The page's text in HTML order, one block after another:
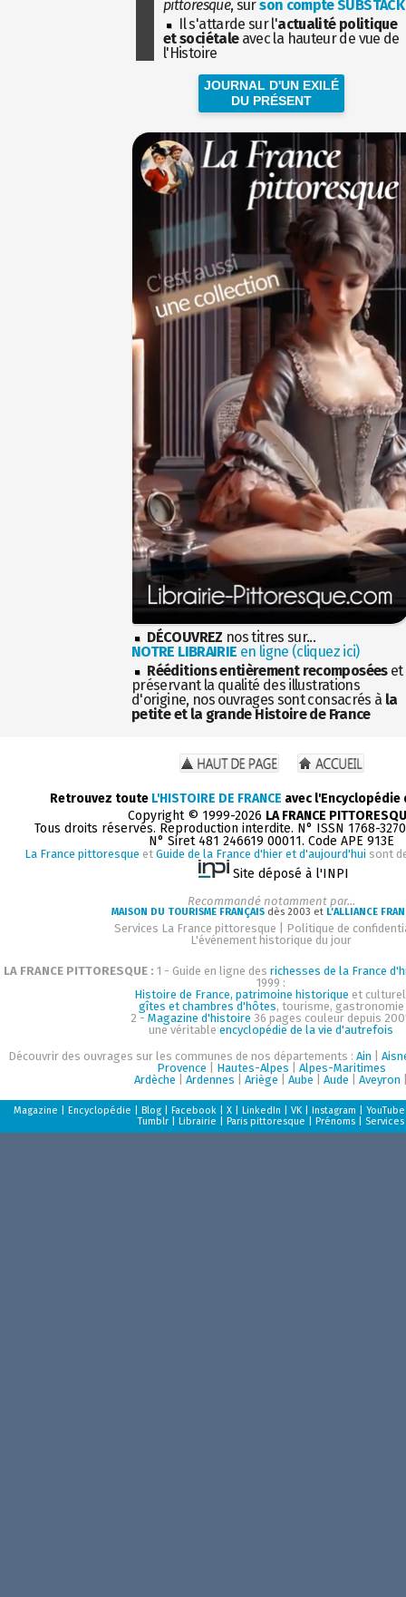
pittoresque, surson compte SUBSTACK
Il s'attarde sur l'actualité politique
et sociétaleavec la hauteur de vue de
l'Histoire
JOURNAL D'UN EXILÉ
DU PRÉSENT
DÉCOUVREZ nos titres sur...
NOTRE LIBRAIRIE en ligne (cliquez ici)
Rééditions entièrement recomposéeset
préservant la qualité des illustrations
d'origine, nos ouvrages sont consacrés à la
petite et la grande Histoire de France
Retrouvez toute L'HISTOIRE DE FRANCE avec
Copyright © 1999-2026 LA FRANCE
Tous droits réservés. Reproduction interdite. N° ISSN 1768-
N° Siret 481 246619 00011. Code APE 913E
La France pittoresque et Guide de la France d'hier et d'aujourd'hui sont
Site déposé à l'INPI
Recommandé notamment par...
MAISON DU TOURISME FRANÇAIS dès 2003 et L'ALLIANCE
Services La France pittoresque
Politique de
L'événement historique du jour
LA FRANCE PITTORESQUE : 1 - Guide en ligne des richesses de la France
1999 :
Histoire de France, patrimoine historique et
gîtes et chambres d'hôtes, tourisme, gastronomie
2 - Magazine d'histoire 36 pages couleur depuis
une véritableencyclopédie de la vie d'autrefois
Découvrir des ouvrages sur les communes de nos départements :Ain |
Provence
Hautes-Alpes
Alpes-Maritimes
Ardèche |Ardennes |Ariège |Aube |Aude |Aveyron
Magazine |Encyclopédie |Blog |Facebook |X |LinkedIn |VK |Instagram |YouTube
Tumblr |Librairie |Paris pittoresque |Prénoms Services